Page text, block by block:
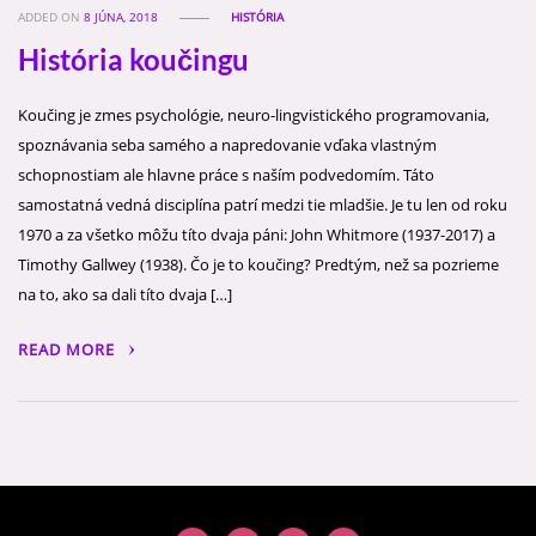
ADDED ON8 JÚNA, 2018 HISTÓRIA
História koučingu
Koučing je zmes psychológie, neuro-lingvistického programovania,
spoznávania seba samého a napredovanie vďaka vlastným
schopnostiam ale hlavne práce s naším podvedomím. Táto
samostatná vedná disciplína patrí medzi tie mladšie. Je tu len od roku
1970 a za všetko môžu títo dvaja páni: John Whitmore (1937-2017) a
Timothy Gallwey (1938). Čo je to koučing? Predtým, než sa pozrieme
na to, ako sa dali títo dvaja […]
READ MORE